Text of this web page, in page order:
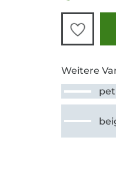
Weitere